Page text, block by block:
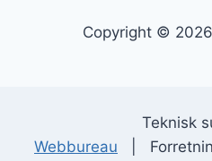
Copyright ©
Teknisk
Webbureau |